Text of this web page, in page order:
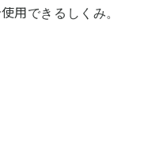
用できるしくみ。